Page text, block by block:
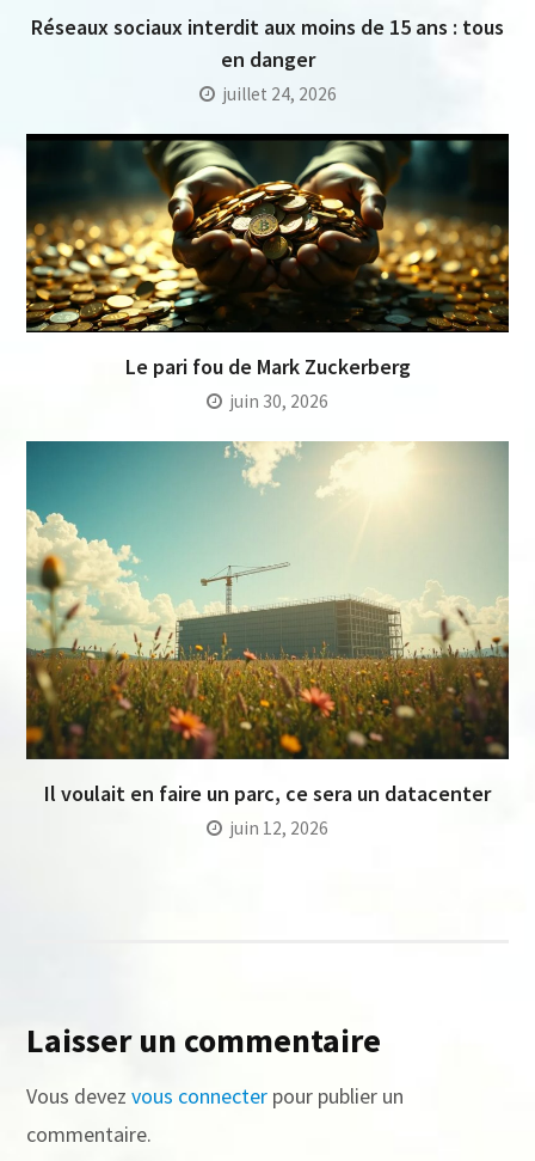
Réseaux sociaux interdit aux moins de 15 ans : tous
en danger
juillet 24, 2026
Le pari fou de Mark Zuckerberg
juin 30, 2026
Il voulait en faire un parc, ce sera un datacenter
juin 12, 2026
Laisser un commentaire
Vous devezvous connecter pour publier un
commentaire.